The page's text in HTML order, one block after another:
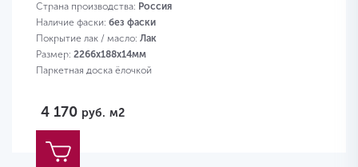
Страна производства: Россия
Наличие фаски: без фаски
Покрытие лак / масло: Лак
Размер: 2266х188х14мм
Паркетная доска ёлочкой
4 170 руб. м2